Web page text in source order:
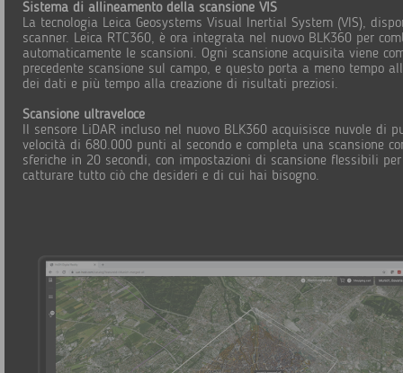
Sistema di allineamento della scansione VIS
La tecnologia Leica Geosystems Visual Inertial System (VIS),
scanner. Leica RTC360, è ora integrata nel nuovo BLK360 per
automaticamente le scansioni. Ogni scansione acquisita viene
precedente scansione sul campo, e questo porta a meno tempo
dei dati e più tempo alla creazione di risultati preziosi.
Scansione ultraveloce
Il sensore LiDAR incluso nel nuovo BLK360 acquisisce nuvole di
velocità di 680.000 punti al secondo e completa una scansione
sferiche in 20 secondi, con impostazioni di scansione flessibili
catturare tutto ciò che desideri e di cui hai bisogno.